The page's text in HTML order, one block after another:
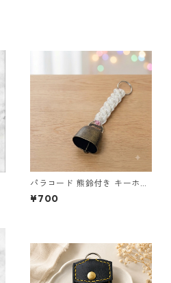
パラコード 熊鈴付き キーホル
ダー ホワイト×ピンク 編み込
み S42 アウトドア
¥700